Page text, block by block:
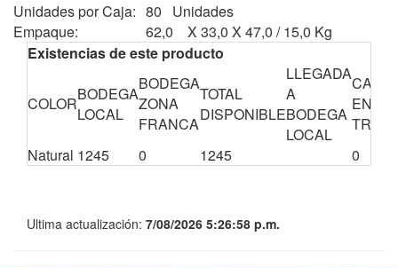
Unidades por Caja: 80 Unidades
Empaque:
62,0 X 33,0 X 47,0 / 15,0 Kg
Existencias de este producto
COLORBODEGA
LOCAL
BODEGA
ZONA
FRANCA
TOTAL
DISPONIBLE
LLEGADA
A
BODEGA
LOCAL
EN
Natural 1245 0 1245 0
Ultima actualización: 7/08/2026 5:26:58 p.m.